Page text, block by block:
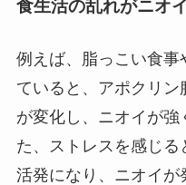
食生活の乱れがニオ
例えば、脂っこい食
ていると、アポクリ
が変化し、ニオイが強
た、ストレスを感じ
活発になり、ニオイ